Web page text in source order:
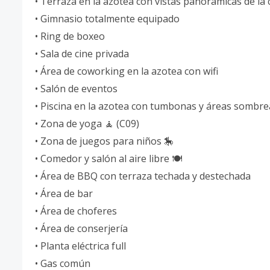
• Gimnasio totalmente equipado
• Ring de boxeo
• Sala de cine privada
• Área de coworking en la azotea con wifi
• Salón de eventos
• Piscina en la azotea con tumbonas y áreas
• Zona de yoga 🧘 (C09)
• Zona de juegos para niños 🎠
• Comedor y salón al aire libre 🍽
• Área de BBQ con terraza techada y destechada
• Área de bar
• Área de choferes
• Área de conserjería
• Planta eléctrica full
• Gas común